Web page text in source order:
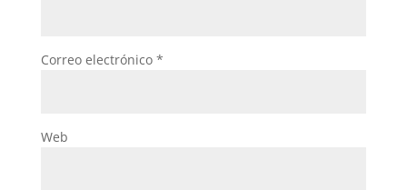
Correo electrónico *
Web